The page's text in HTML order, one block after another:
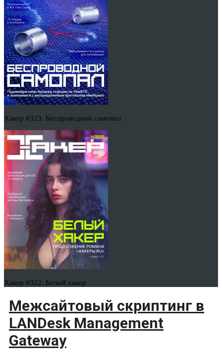
Хакер #323. Беспроводной самопал
Хакер #322. Белый хакер
Межсайтовый скриптинг в
LANDesk Management
Gateway